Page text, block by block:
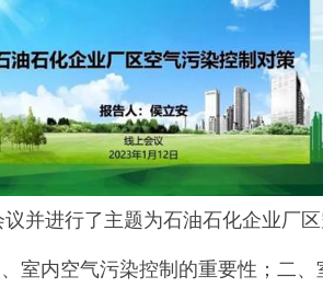
进行了主题为石油石化企业厂区
室内空气污染控制的重要性；二